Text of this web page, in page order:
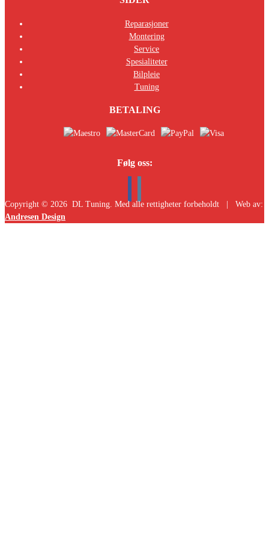
Reparasjoner
Montering
Service
Spesialiteter
Bilpleie
Tuning
BETALING
Følg oss:
Copyright © 2026 DL Tuning. Med alle rettigheter forbeholdt | Web av:
Andresen Design